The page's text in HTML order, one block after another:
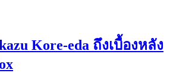
Kore-eda ถึงเบื้องหลัง